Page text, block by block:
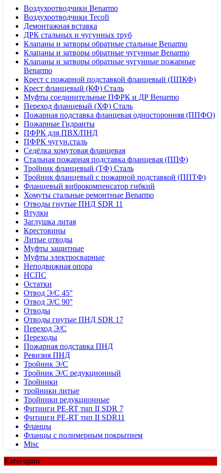
Воздухоотводчики Benarmo
Воздухоотводчики Tecofi
Демонтажная вставка
ДРК стальных и чугунных труб
Клапаны и затворы обратные стальные Benarmo
Клапаны и затворы обратные чугунные Benarmo
Клапаны и затворы обратные чугунные пожарные
Benarmo
Крест с пожарной подставкой фланцевый (ППКФ)
Крест фланцевый (КФ) Сталь
Муфты соединительные ПФРК и ДР Benarmo
Переход фланцевый (ХФ) Сталь
Пожарная подставка фланцевая односторонняя (ППФО)
Пожарные Гидранты
ПФРК для ПВХ/ПНД
ПФРК чугун.сталь
Седёлка хомутовая фланцевая
Стальная пожарная подставка фланцевая (ППФ)
Тройник фланцевый (ТФ) Сталь
Тройник фланцевый с пожарной подставкой (ППТФ)
Фланцевый виброкомпенсатор гибкий
Хомуты стальные ремонтные Benarmo
Отводы гнутые ПНД SDR 11
Втулки
Заглушка литая
Крестовины
Литые отводы
Муфты защитные
Муфты электросварные
Неподвижная опора
НСПС
Остатки
Отвод Э/С 45°
Отвод Э/С 90°
Отводы
Отводы гнутые ПНД SDR 17
Переход Э/С
Переходы
Пожарная подставка ПНД
Ревизия ПНД
Тройник Э/С
Тройник Э/С редукционный
Тройники
тройники литые
Тройники редукционные
Фитинги PE-RT тип II SDR 7
Фитинги PE-RT тип II SDR11
Фланцы
Фланцы с полимерным покрытием
Misc
Категории